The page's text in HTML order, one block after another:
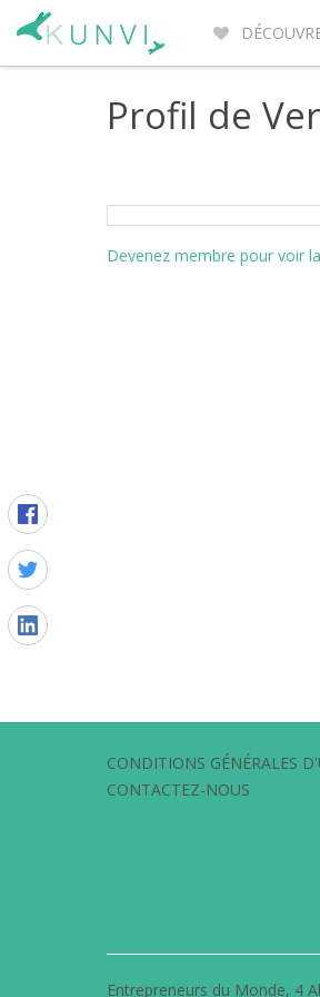
Profil de
Devenez membre pour voir
CONDITIONS GÉNÉRALES
CONTACTEZ-NOUS
Entrepreneurs du Monde, 4